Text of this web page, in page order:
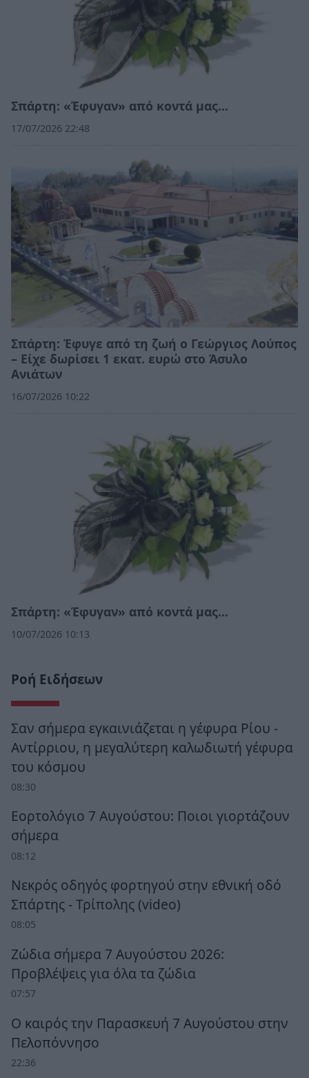
Σπάρτη: «Έφυγαν» από κοντά μας…
17/07/2026 22:48
Σπάρτη: Έφυγε από τη ζωή ο Γεώργιος Λούπος
– Είχε δωρίσει 1 εκατ. ευρώ στο Άσυλο
Ανιάτων
16/07/2026 10:22
Σπάρτη: «Έφυγαν» από κοντά μας…
10/07/2026 10:13
Ροή Ειδήσεων
Σαν σήμερα εγκαινιάζεται η γέφυρα Ρίου -
Αντίρριου, η μεγαλύτερη καλωδιωτή γέφυρα
του κόσμου
08:30
Εορτολόγιο 7 Αυγούστου: Ποιοι γιορτάζουν
σήμερα
08:12
Νεκρός οδηγός φορτηγού στην εθνική οδό
Σπάρτης - Τρίπολης (video)
08:05
Ζώδια σήμερα 7 Αυγούστου 2026:
Προβλέψεις για όλα τα ζώδια
07:57
Ο καιρός την Παρασκευή 7 Αυγούστου στην
Πελοπόννησο
22:36